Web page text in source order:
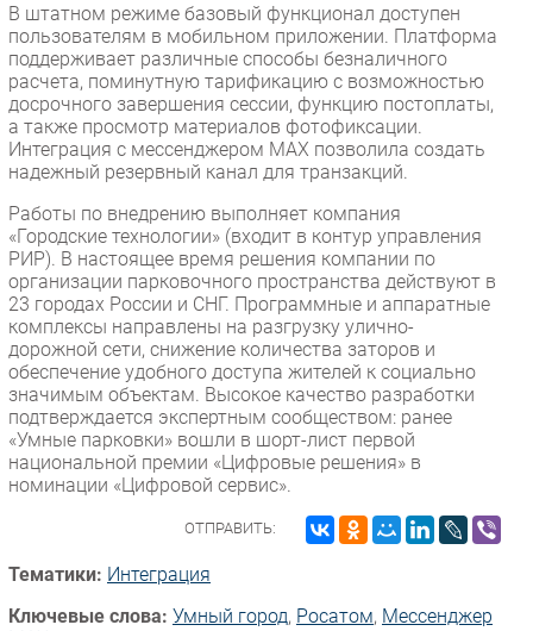
В штатном режиме базовый функционал доступен
пользователям в мобильном приложении. Платформа
поддерживает различные способы безналичного
расчета, поминутную тарификацию с возможностью
досрочного завершения сессии, функцию постоплаты,
а также просмотр материалов фотофиксации.
Интеграция с мессенджером МАХ позволила создать
надежный резервный канал для транзакций.
Работы по внедрению выполняет компания
«Городские технологии» (входит в контур управления
РИР). В настоящее время решения компании по
организации парковочного пространства действуют в
23 городах России и СНГ. Программные и аппаратные
комплексы направлены на разгрузку улично-
дорожной сети, снижение количества заторов и
обеспечение удобного доступа жителей к социально
значимым объектам. Высокое качество разработки
подтверждается экспертным сообществом: ранее
«Умные парковки» вошли в шорт-лист первой
национальной премии «Цифровые решения» в
номинации «Цифровой сервис».
ОТПРАВИТЬ:
Тематики: Интеграция
Ключевые слова: Умный город, Росатом, Мессенджер